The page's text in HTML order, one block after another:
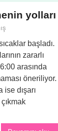
yolları
başladı.
zararlı
arasında
öneriliyor.
dışarı